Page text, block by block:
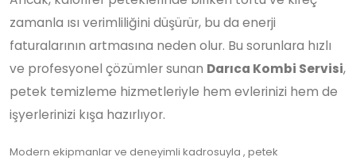
zamanla ısı verimliliğini düşürür, bu da enerji
faturalarının artmasına neden olur. Bu sorunlara hızlı
ve profesyonel çözümler sunan Darıca Kombi Servisi,
petek temizleme hizmetleriyle hem evlerinizi hem de
işyerlerinizi kışa hazırlıyor.
Modern ekipmanlar ve deneyimli kadrosuyla , petek